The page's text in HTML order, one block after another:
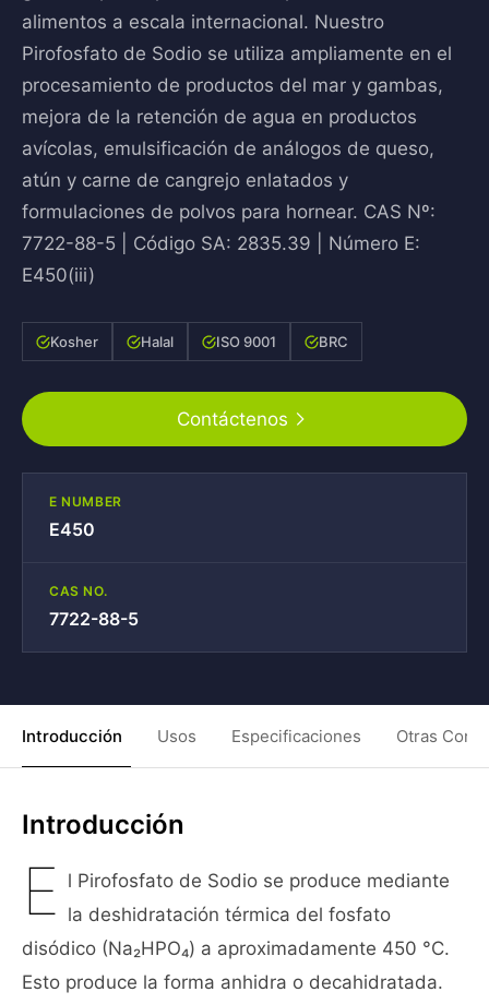
alimentos a escala internacional. Nuestro
Pirofosfato de Sodio se utiliza ampliamente en el
procesamiento de productos del mar y gambas,
mejora de la retención de agua en productos
avícolas, emulsificación de análogos de queso,
atún y carne de cangrejo enlatados y
formulaciones de polvos para hornear. CAS Nº:
7722-88-5 | Código SA: 2835.39 | Número E:
E450(iii)
Kosher Halal ISO 9001 BRC
Contáctenos
E NUMBER
E450
CAS NO.
7722-88-5
Introducción Usos Especificaciones Otras
Introducción
E l Pirofosfato de Sodio se produce mediante
la deshidratación térmica del fosfato
disódico (Na₂HPO₄) a aproximadamente 450 °C.
Esto produce la forma anhidra o decahidratada.